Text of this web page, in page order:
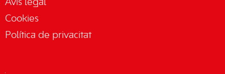
Avis legal
Cookies
Política de privacitat